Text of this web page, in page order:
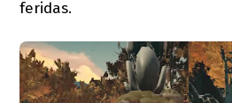
feridas.